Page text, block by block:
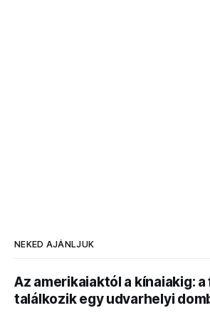
NEKED AJÁNLJUK
Az amerikaiaktól a kínaiakig: a
találkozik egy udvarhelyi